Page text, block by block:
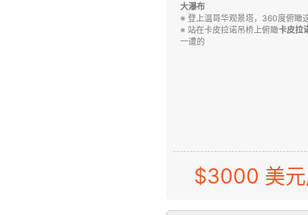
大瀑布
※ 登上温哥华观景塔，360度俯瞰
※ 站在卡皮拉诺吊桥上俯瞰卡皮拉
一遭的
$3000 美